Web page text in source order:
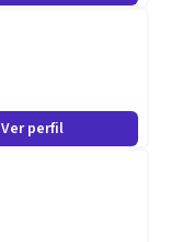
Ver perfil